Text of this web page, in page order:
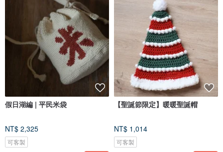
假日湖編 | 平民米袋
NT$ 2,325
可客製
【聖誕節限定】暖暖聖誕帽
NT$ 1,014
可客製